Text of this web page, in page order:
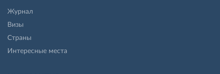
Журнал
Визы
Страны
Интересные места